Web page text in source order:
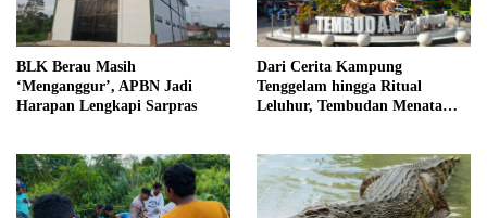
BLK Berau Masih
‘Menganggur’, APBN Jadi
Harapan Lengkapi Sarpras
Dari Cerita Kampung
Tenggelam hingga Ritual
Leluhur, Tembudan Menata